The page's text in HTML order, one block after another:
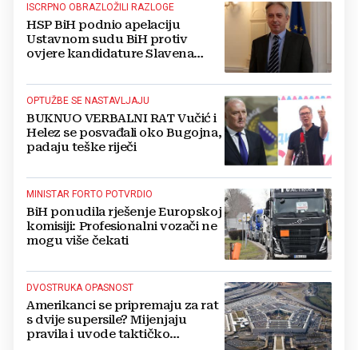
ISCRPNO OBRAZLOŽILI RAZLOGE
HSP BiH podnio apelaciju
Ustavnom sudu BiH protiv
ovjere kandidature Slavena
OPTUŽBE SE NASTAVLJAJU
BUKNUO VERBALNI RAT Vučić i
Helez se posvađali oko Bugojna,
padaju teške riječi
MINISTAR FORTO POTVRDIO
BiH ponudila rješenje Europskoj
komisiji: Profesionalni vozači ne
mogu više čekati
DVOSTRUKA OPASNOST
Amerikanci se pripremaju za rat
s dvije supersile? Mijenjaju
pravila i uvode taktičko